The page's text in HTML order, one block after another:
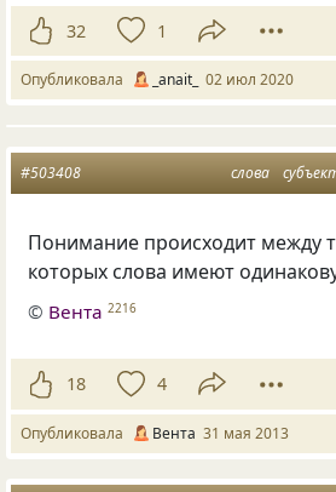
32 1
Опубликовала _anait_ 02 июл 2020
слова
#503408
Понимание происходит между
которых слова имеют
© Вента 2216
18 4
Опубликовала Вента 31 мая 2013